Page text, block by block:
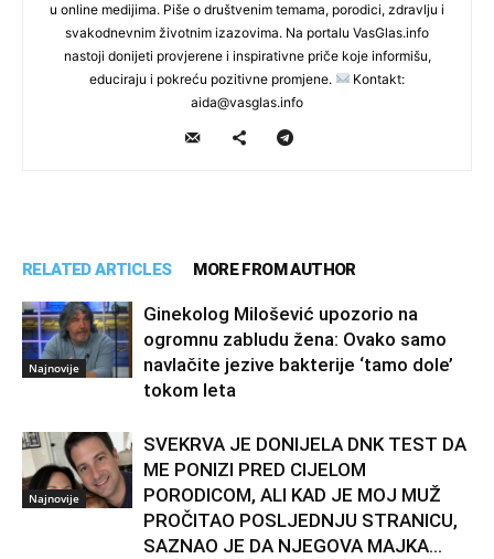
u online medijima. Piše o društvenim temama, porodici, zdravlju i
svakodnevnim životnim izazovima. Na portalu VasGlas.info
nastoji donijeti provjerene i inspirativne priče koje informišu,
educiraju i pokreću pozitivne promjene.
Kontakt:
aida@vasglas.info
RELATED ARTICLES MORE FROM AUTHOR
Najnovije
Ginekolog Milošević upozorio na
ogromnu zabludu žena: Ovako samo
navlačite jezive bakterije ‘tamo dole’
tokom leta
Najnovije
SVEKRVA JE DONIJELA DNK TEST DA
ME PONIZI PRED CIJELOM
PORODICOM, ALI KAD JE MOJ MUŽ
PROČITAO POSLJEDNJU STRANICU,
SAZNAO JE DA NJEGOVA MAJKA...